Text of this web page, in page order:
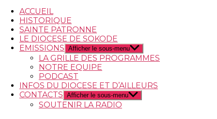
ACCUEIL
HISTORIQUE
SAINTE PATRONNE
LE DIOCESE DE SOKODE
EMISSIONS Afficher le sous-menu
LA GRILLE DES PROGRAMMES
NOTRE EQUIPE
PODCAST
INFOS DU DIOCESE ET D’AILLEURS
CONTACTS Afficher le sous-menu
SOUTENIR LA RADIO